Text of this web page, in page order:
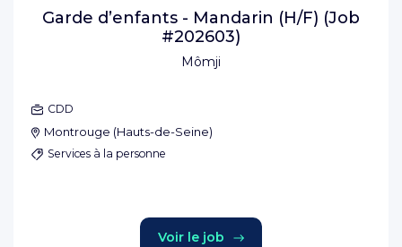
Mômji
Garde d’enfants - Mandarin (H/F) (Job
#202603)
CDD
Montrouge (Hauts-de-Seine)
Services à la personne
Voir le job